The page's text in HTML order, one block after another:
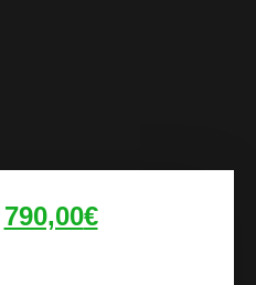
790,00€